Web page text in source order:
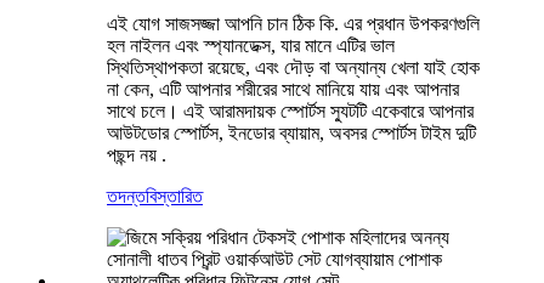
এই যোগ সাজসজ্জা আপনি চান ঠিক কি. এর প্রধান উপকরণগুলি
হল নাইলন এবং স্প্যানডেক্স, যার মানে এটির ভাল
স্থিতিস্থাপকতা রয়েছে, এবং দৌড় বা অন্যান্য খেলা যাই হোক
না কেন, এটি আপনার শরীরের সাথে মানিয়ে যায় এবং আপনার
সাথে চলে। এই আরামদায়ক স্পোর্টস স্যুটটি একেবারে আপনার
আউটডোর স্পোর্টস, ইনডোর ব্যায়াম, অবসর স্পোর্টস টাইম দুটি
পছন্দ নয় .
তদন্তবিস্তারিত